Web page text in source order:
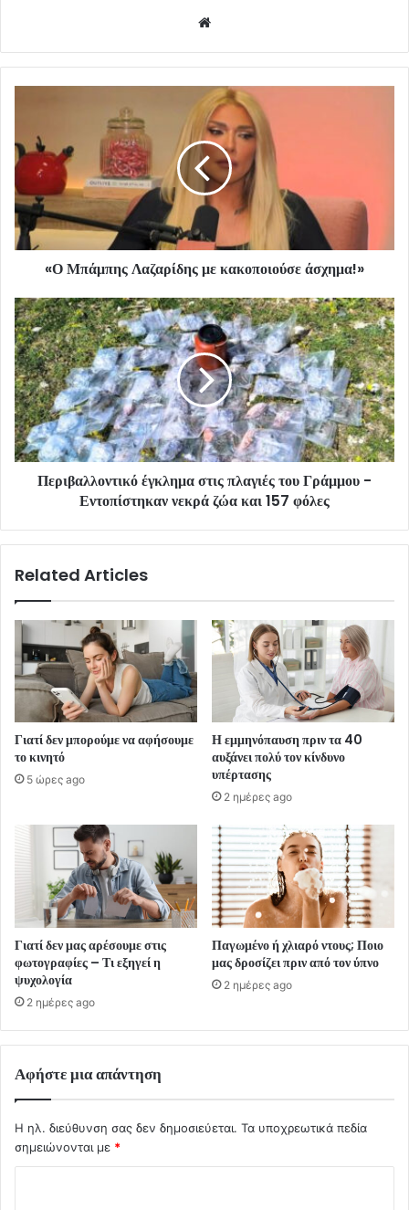
«Ο Μπάμπης Λαζαρίδης με κακοποιούσε άσχημα!»
Περιβαλλοντικό έγκλημα στις πλαγιές του Γράμμου -
Εντοπίστηκαν νεκρά ζώα και 157 φόλες
Related Articles
Γιατί δεν μπορούμε να αφήσουμε
το κινητό
5 ώρες ago
Η εμμηνόπαυση πριν τα 40
αυξάνει πολύ τον κίνδυνο
υπέρτασης
2 ημέρες ago
Γιατί δεν μας αρέσουμε στις
φωτογραφίες – Τι εξηγεί η
ψυχολογία
2 ημέρες ago
Παγωμένο ή χλιαρό ντους; Ποιο
μας δροσίζει πριν από τον ύπνο
2 ημέρες ago
Αφήστε μια απάντηση
Η ηλ. διεύθυνση σας δεν δημοσιεύεται. Τα υποχρεωτικά πεδία
σημειώνονται με *